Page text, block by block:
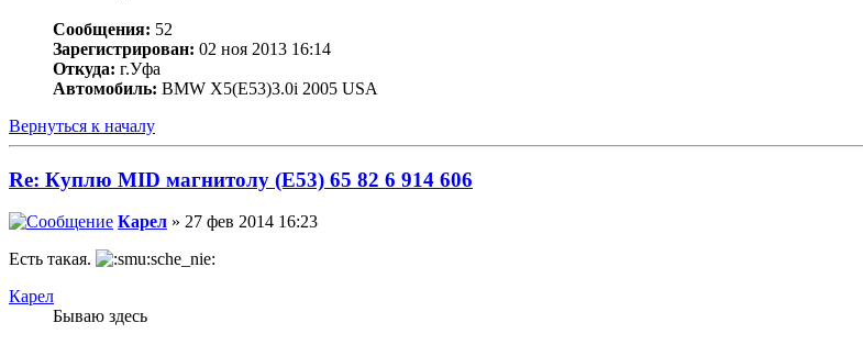
Сообщения: 52
Зарегистрирован: 02 ноя 2013 16:14
Откуда: г.Уфа
Автомобиль: BMW X5(E53)3.0i 2005 USA
Вернуться к началу
Re: Куплю MID магнитолу (E53) 65 82 6 914 606
Карел » 27 фев 2014 16:23
Есть такая.
Карел
Бываю здесь